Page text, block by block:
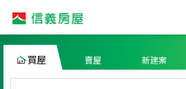
買屋 賣屋 新建案